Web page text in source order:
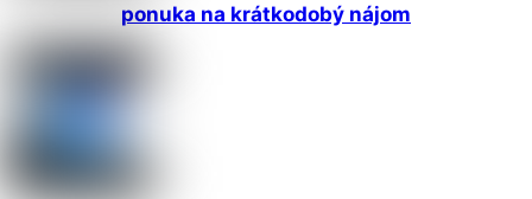
ponuka na krátkodobý nájom